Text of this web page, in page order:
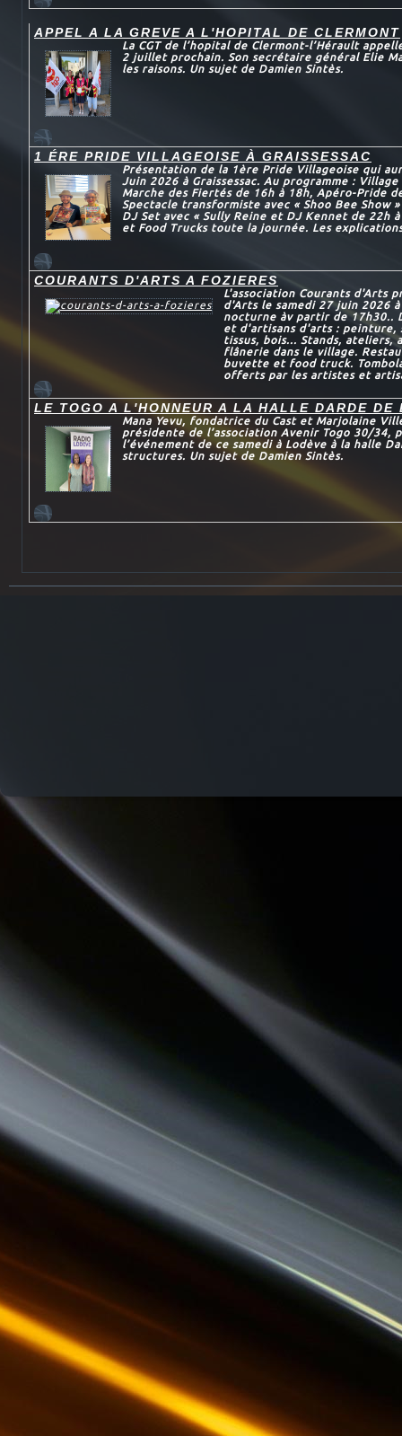
APPEL A LA GREVE A L'HOPITAL DE CLERMONT
La CGT de l’hopital de Clermont-l’Hérault
2 juillet prochain. Son secrétaire général Elie
les raisons. Un sujet de Damien Sintès.
1 ÉRE PRIDE VILLAGEOISE À GRAISSESSAC
Présentation de la 1ère Pride Villageoise qui
Juin 2026 à Graissessac. Au programme : Village
Marche des Fiertés de 16h à 18h, Apéro-Pride
Spectacle transformiste avec « Shoo Bee Show
DJ Set avec « Sully Reine et DJ Kennet de 22h
et Food Trucks toute la journée. Les
COURANTS D'ARTS A FOZIERES
L'association Courants d'Arts
d'Arts le samedi 27 juin 2026
nocturne àv partir de 17h30..
et d'artisans d'arts : peinture,
tissus, bois... Stands, ateliers,
flânerie dans le village.
buvette et food truck.
offerts par les artistes et
LE TOGO A L'HONNEUR A LA HALLE DARDE DE
Mana Yevu, fondatrice du Cast et Marjolaine
présidente de l’association Avenir Togo 30/34,
l’événement de ce samedi à Lodève à la halle
structures. Un sujet de Damien Sintès.